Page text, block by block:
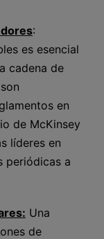
:
es esencial
cadena de
en
de McKinsey
líderes en
periódicas a
Una
de